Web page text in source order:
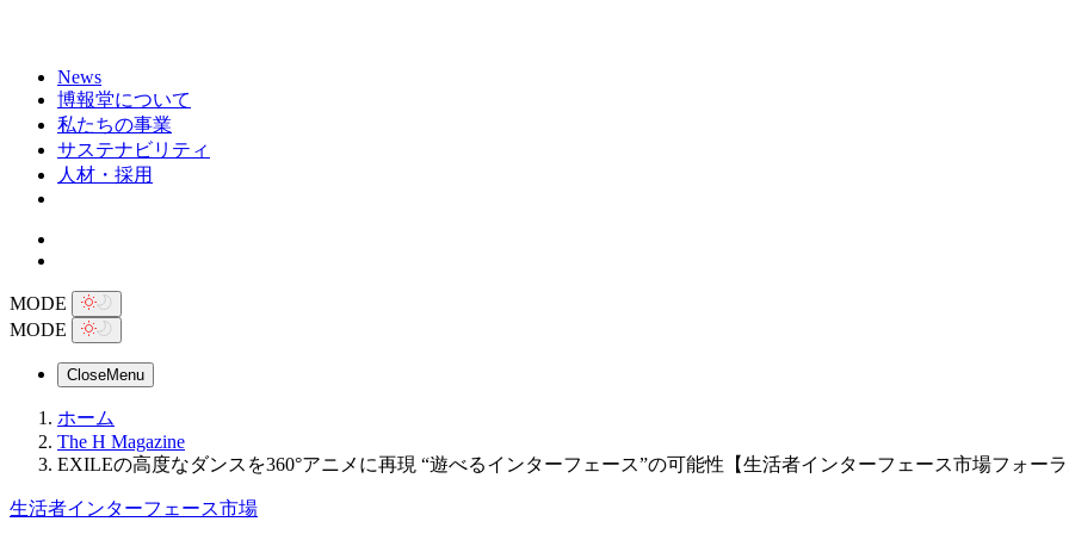
News
博報堂について
私たちの事業
サステナビリティ
人材・採用
MODE
MODE
CloseMenu
ホーム
The H Magazine
EXILEの高度なダンスを360°アニメに再現 “遊べるインターフェース”の可能性【生活者インターフェース市場フォーラ
生活者インターフェース市場